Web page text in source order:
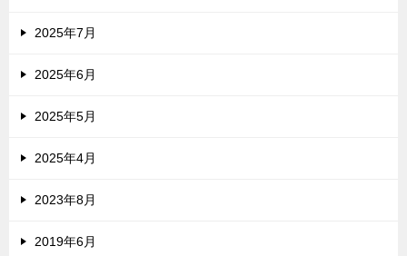
2025年7月
2025年6月
2025年5月
2025年4月
2023年8月
2019年6月